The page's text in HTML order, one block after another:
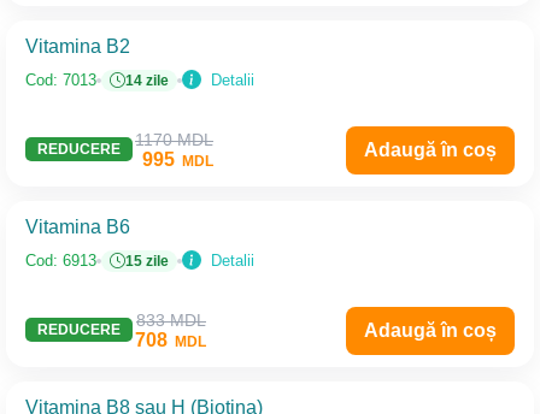
Vitamina B2
Cod: 7013 14 zile Detalii
REDUCERE 1170 MDL
995 MDL
Adaugă în coș
Vitamina B6
Cod: 6913 15 zile Detalii
REDUCERE 833 MDL
708 MDL
Adaugă în coș
Vitamina B8 sau H (Biotina)